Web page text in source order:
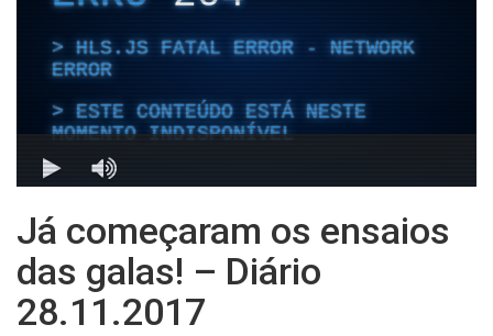
Já começaram os ensaios
das galas! – Diário
28.11.2017